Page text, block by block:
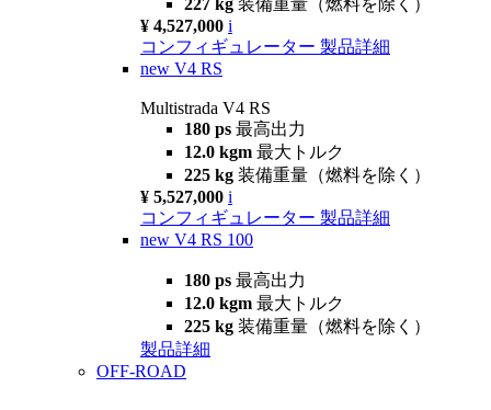
227 kg 装備重量（燃料を除く）
¥ 4,527,000 i
コンフィギュレーター 製品詳細
new V4 RS
Multistrada V4 RS
180 ps 最高出力
12.0 kgm 最大トルク
225 kg 装備重量（燃料を除く）
¥ 5,527,000 i
コンフィギュレーター 製品詳細
new V4 RS 100
180 ps 最高出力
12.0 kgm 最大トルク
225 kg 装備重量（燃料を除く）
製品詳細
OFF-ROAD